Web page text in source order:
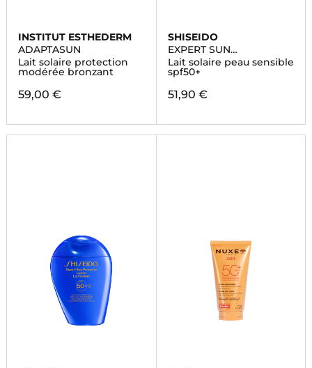
INSTITUT ESTHEDERM
ADAPTASUN
Lait solaire protection
modérée bronzant
59,00 €
SHISEIDO
EXPERT SUN
PROTECTOR
Lait solaire peau sensible
spf50+
51,90 €